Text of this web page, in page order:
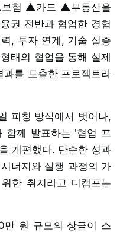
험 ▲카드 ▲부동산을
권 전반과 협업한 경험
, 투자 연계, 기술 실증
태의 협업을 통해 실제
과를 도출한 프로젝트라
피칭 방식에서 벗어나,
함께 발표하는 '협업 프
개편했다. 단순한 성과
너지와 실행 과정의 가
한 취지라고 디캠프는
만 원 규모의 상금이 스